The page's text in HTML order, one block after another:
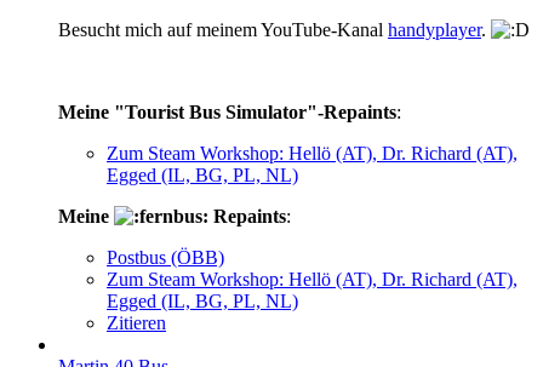
Besucht mich auf meinem YouTube-Kanal handyplayer.
Meine "Tourist Bus Simulator"-Repaints:
Zum Steam Workshop: Hellö (AT), Dr. Richard (AT),
Egged (IL, BG, PL, NL)
Meine
Repaints:
Postbus (ÖBB)
Zum Steam Workshop: Hellö (AT), Dr. Richard (AT),
Egged (IL, BG, PL, NL)
Zitieren